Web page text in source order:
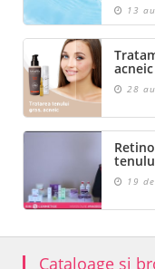
13
acneic
28
19
Cataloage si